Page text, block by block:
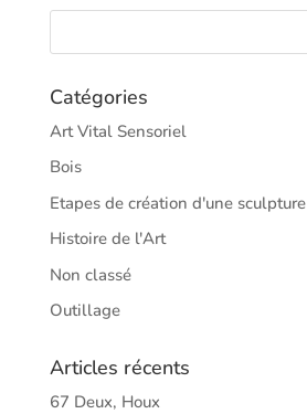
Catégories
Art Vital Sensoriel
Bois
Etapes de création d'une sculpture
Histoire de l'Art
Non classé
Outillage
Articles récents
67 Deux, Houx